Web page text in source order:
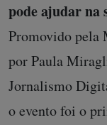
pode ajudar na
Promovido pela
por Paula
Jornalismo
o evento foi o